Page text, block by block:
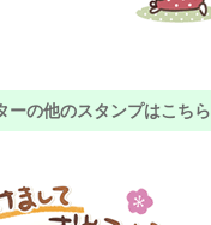
ーの他のスタンプはこちら